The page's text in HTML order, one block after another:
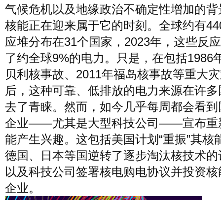
气候危机以及地缘政治不确定性增加的
核能正在迎来属于它的时刻。全球约有
应堆分布在31个国家，2023年，这些反
了约全球9%的电力。只是，在包括1986
贝利核事故、2011年福岛核事故等重大
后，这种可靠、低排放的电力来源在许
去了青睐。然而，如今几乎每周都会看
企业——尤其是大型科技公司——宣布重
能产生兴趣。这包括美国计划“重振”其核
德国、日本等国逆转了逐步淘汰核技术
以及科技公司签署核电购电协议并投资
企业。